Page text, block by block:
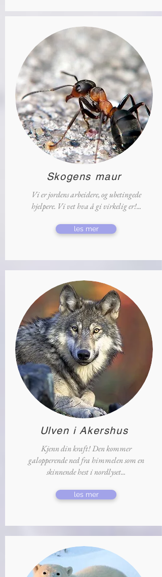
Skogens maur
Vi er jordens arbeidere, og ubetingede
hjelpere. Vi vet hva å gi virkelig er!...
les mer
Ulven i Akershus
Kjenn din kraft! Den kommer
galopperende ned fra himmelen som en
skinnende hest i nordlyset...
les mer